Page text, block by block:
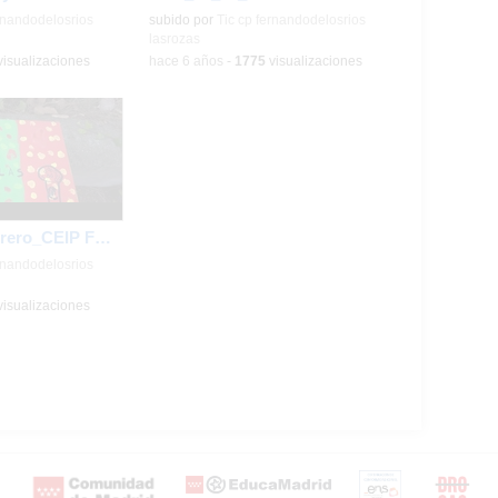
subido por
hace 6 años - 1775 visualizaciones
El huerto en febrero_CEIP FDLR_Las Rozas